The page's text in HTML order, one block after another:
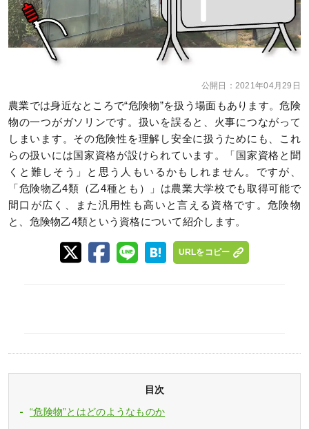
公開日： 2021年04月29日
農業では身近なところで“危険物”を扱う場面もあります。危険
物の一つがガソリンです。扱いを誤ると、火事につながって
しまいます。その危険性を理解し安全に扱うためにも、これ
らの扱いには国家資格が設けられています。「国家資格と聞
くと難しそう」と思う人もいるかもしれません。ですが、
「危険物乙4類（乙4種とも）」は農業大学校でも取得可能で
間口が広く、また汎用性も高いと言える資格です。危険物
と、危険物乙4類という資格について紹介します。
URLをコピー
目次
“危険物”とはどのようなものか